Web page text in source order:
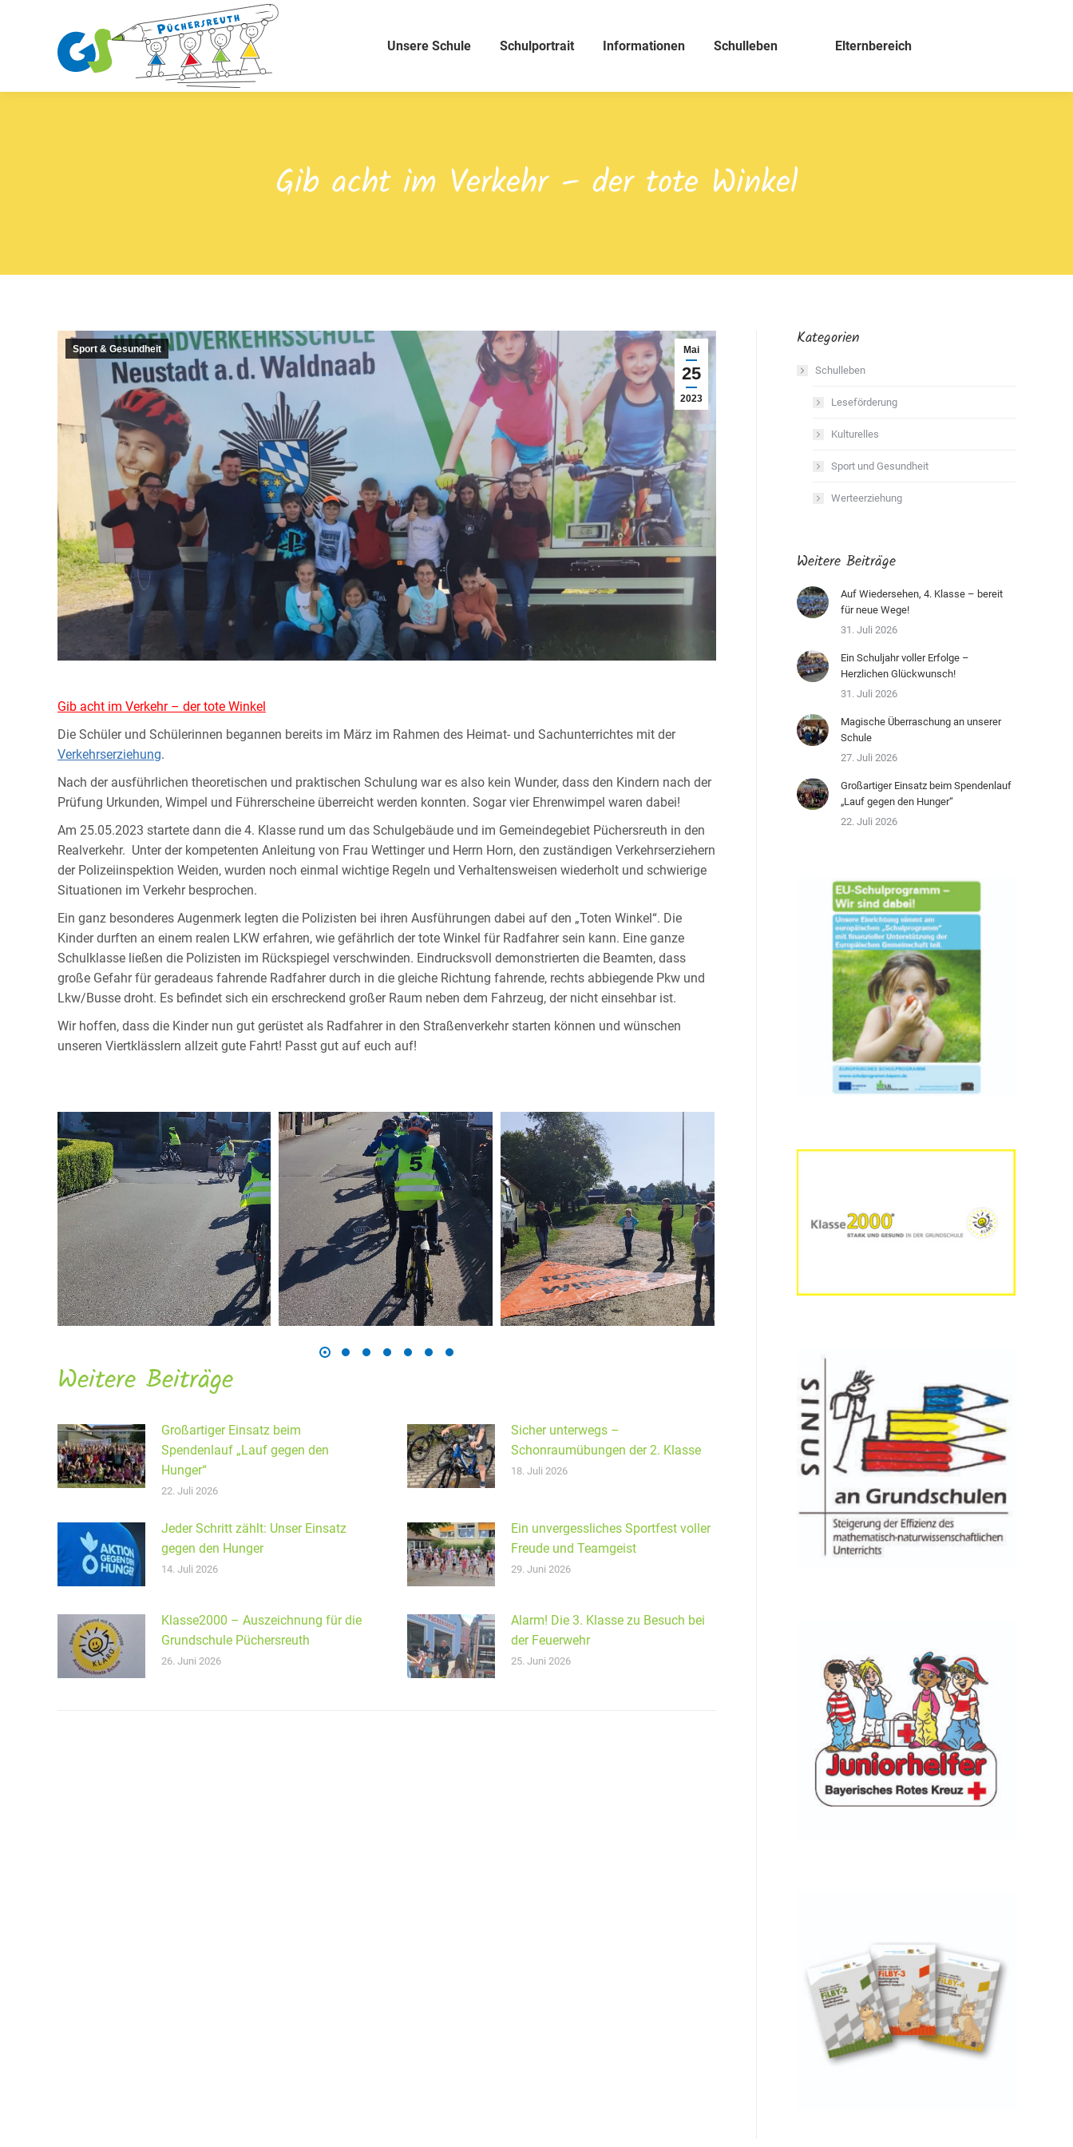
Unsere Schule Schulportrait Informationen Schulleben Elternbereich
Gib acht im Verkehr – der tote Winkel
Mai
25
2023
Sport & Gesundheit
Gib acht im Verkehr – der tote Winkel
Die Schüler und Schülerinnen begannen bereits im März im Rahmen des Heimat- und Sachunterrichtes mit der
Verkehrserziehung.
Nach der ausführlichen theoretischen und praktischen Schulung war es also kein Wunder, dass den Kindern nach der
Prüfung Urkunden, Wimpel und Führerscheine überreicht werden konnten. Sogar vier Ehrenwimpel waren dabei!
Am 25.05.2023 startete dann die 4. Klasse rund um das Schulgebäude und im Ge­mein­de­gebiet Püchersreuth in den
Realverkehr. Unter der kompetenten Anleitung von Frau Wettinger und Herrn Horn, den zuständigen Verkehrserziehern
der Polizei­inspektion Weiden, wurden noch einmal wichtige Regeln und Verhaltens­weisen wiederholt und schwierige
Situationen im Verkehr besprochen.
Ein ganz besonderes Augenmerk legten die Polizisten bei ihren Ausführungen dabei auf den „Toten Winkel“. Die
Kinder durften an einem realen LKW erfahren, wie ge­fährlich der tote Winkel für Radfahrer sein kann. Eine ganze
Schulklasse ließen die Polizisten im Rückspiegel verschwinden. Eindrucksvoll demonstrierten die Beamten, dass
große Gefahr für geradeaus fahrende Radfahrer durch in die gleiche Richtung fah­rende, rechts abbiegende Pkw und
Lkw/Busse droht. Es befindet sich ein erschre­ckend großer Raum neben dem Fahrzeug, der nicht einsehbar ist.
Wir hoffen, dass die Kinder nun gut gerüstet als Radfahrer in den Straßenverkehr starten können und wünschen
unseren Viertklässlern allzeit gute Fahrt! Passt gut auf euch auf!
Weitere Beiträge
Großartiger Einsatz beim
Spendenlauf „Lauf gegen den
Hunger“
22. Juli 2026
Sicher unterwegs –
Schonraumübungen der 2. Klasse
18. Juli 2026
Jeder Schritt zählt: Unser Einsatz
gegen den Hunger
14. Juli 2026
Ein unvergessliches Sportfest voller
Freude und Teamgeist
29. Juni 2026
Klasse2000 – Auszeichnung für die
Grundschule Püchersreuth
26. Juni 2026
Alarm! Die 3. Klasse zu Besuch bei
der Feuerwehr
25. Juni 2026
Kategorien
Schulleben
Leseförderung
Kulturelles
Sport und Gesundheit
Werteerziehung
Weitere Beiträge
Auf Wiedersehen, 4. Klasse – bereit
für neue Wege!
31. Juli 2026
Ein Schuljahr voller Erfolge –
Herzlichen Glückwunsch!
31. Juli 2026
Magische Überraschung an unserer
Schule
27. Juli 2026
Großartiger Einsatz beim Spendenlauf
„Lauf gegen den Hunger“
22. Juli 2026